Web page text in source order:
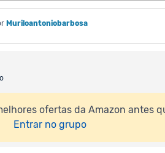
Muriloantoniobarbosa
ofertas da Amazon antes
Entrar no grupo